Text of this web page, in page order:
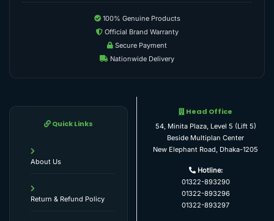
100% Genuine Products
Official Brand Warranty
Secure Payment
Nationwide Delivery
Quick Links
About Us
Return & Refund Policy
Head Office
54, Minita Plaza, Level 5 (Lift 5)
Beside Multiplan Center
New Elephant Road, Dhaka-1205
Hotline:
01322-893290
01322-893296
01322-893297